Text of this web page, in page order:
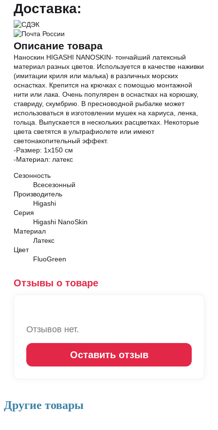
Доставка:
Описание товара
Наноскин HIGASHI NANOSKIN- тончайший латексный
материал разных цветов. Используется в качестве наживки
(имитации криля или малька) в различных морских
оснастках. Крепится на крючках с помощью монтажной
нити или лака. Очень популярен в оснастках на корюшку,
ставриду, скумбрию. В пресноводной рыбалке может
использоваться в изготовлении мушек на хариуса, ленка,
гольца. Выпускается в нескольких расцветках. Некоторые
цвета светятся в ультрафиолете или имеют
светонакопительный эффект.
-Размер: 1х150 см
-Материал: латекс
Сезонность
Всесезонный
Производитель
Higashi
Серия
Higashi NanoSkin
Материал
Латекс
Цвет
FluoGreen
Отзывы о товаре
Отзывов нет.
Оставить отзыв
Другие товары